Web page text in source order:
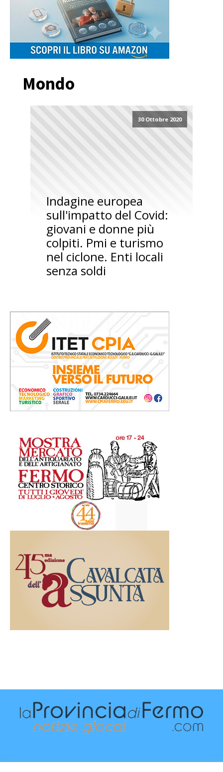
Mondo
30 Ottobre 2020
Indagine europea
sull'impatto del Covid:
giovani e donne più
colpiti. Pmi e turismo
nel ciclone. Enti locali
senza soldi